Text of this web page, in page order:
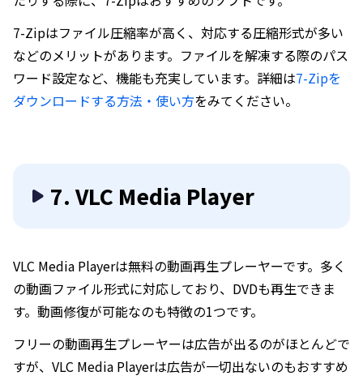
7-Zipはファイル圧縮率が高く、対応する圧縮形式が多い
などのメリットがあります。ファイルを解凍する際のパス
ワード設定など、機能も充実しています。詳細は7-Zipを
ダウンロードする方法・使い方をみてください。
7. VLC Media Player
VLC Media Playerは無料の動画再生プレーヤーです。多く
の動画ファイル形式に対応しており、DVDも再生できま
す。動画修復が可能なのも特徴の1つです。
フリーの動画再生プレーヤーは広告が出るのがほとんどで
すが、VLC Media Playerは広告が一切出ないのもおすすめ